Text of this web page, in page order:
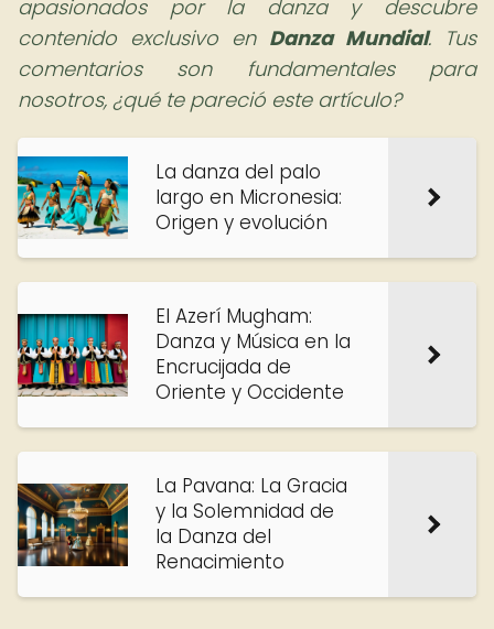
apasionados por la danza y descubre
contenido exclusivo en Danza Mundial. Tus
comentarios son fundamentales para
nosotros, ¿qué te pareció este artículo?
La danza del palo
largo en Micronesia:
Origen y evolución
El Azerí Mugham:
Danza y Música en la
Encrucijada de
Oriente y Occidente
La Pavana: La Gracia
y la Solemnidad de
la Danza del
Renacimiento